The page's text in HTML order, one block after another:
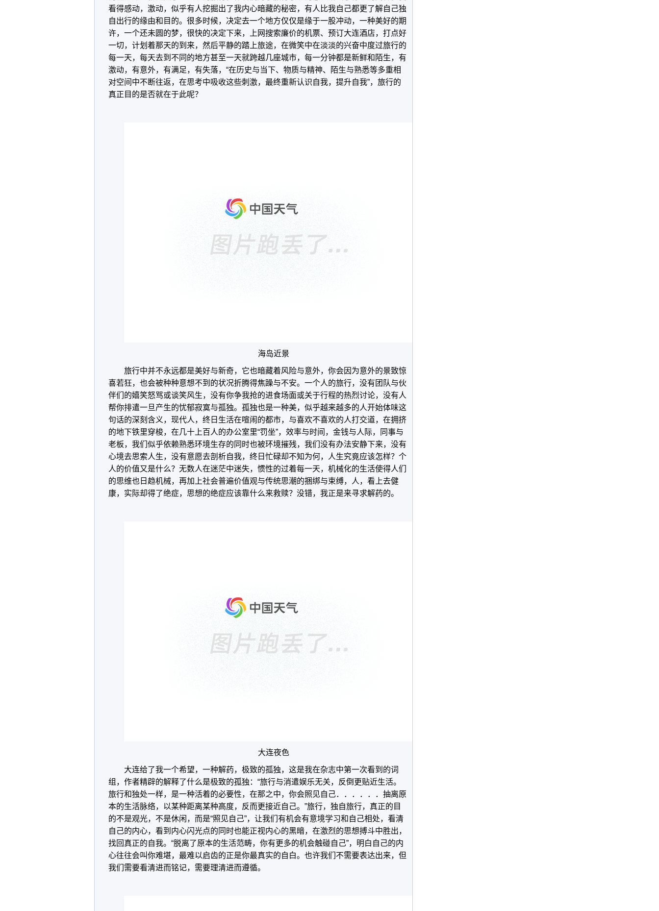
看得感动，激动，似乎有人挖掘出了我内心暗藏的秘密，有人比我自己都更了解自己独
自出行的缘由和目的。很多时候，决定去一个地方仅仅是缘于一股冲动，一种美好的期
许，一个还未圆的梦，很快的决定下来，上网搜索廉价的机票、预订大连酒店，打点好
一切，计划着那天的到来，然后平静的踏上旅途，在微笑中在淡淡的兴奋中度过旅行的
每一天，每天去到不同的地方甚至一天就跨越几座城市，每一分钟都是新鲜和陌生，有
激动，有意外，有满足，有失落，“在历史与当下、物质与精神、陌生与熟悉等多重相
对空间中不断往返，在思考中吸收这些刺激，最终重新认识自我，提升自我”，旅行的
真正目的是否就在于此呢？
海岛近景
旅行中并不永远都是美好与新奇，它也暗藏着风险与意外，你会因为意外的景致惊
喜若狂，也会被种种意想不到的状况折腾得焦躁与不安。一个人的旅行，没有团队与伙
伴们的嬉笑怒骂或谈笑风生，没有你争我抢的进食场面或关于行程的热烈讨论，没有人
帮你排遣一旦产生的忧郁寂寞与孤独。孤独也是一种美，似乎越来越多的人开始体味这
句话的深刻含义，现代人，终日生活在喧闹的都市，与喜欢不喜欢的人打交道，在拥挤
的地下铁里穿梭，在几十上百人的办公室里“罚坐”，效率与时间，金钱与人际，同事与
老板，我们似乎依赖熟悉环境生存的同时也被环境摧残，我们没有办法安静下来，没有
心境去思索人生，没有意愿去剖析自我，终日忙碌却不知为何，人生究竟应该怎样？个
人的价值又是什么？无数人在迷茫中迷失，惯性的过着每一天，机械化的生活使得人们
的思维也日趋机械，再加上社会普遍价值观与传统思潮的捆绑与束缚，人，看上去健
康，实际却得了绝症，思想的绝症应该靠什么来救赎？没错，我正是来寻求解药的。
大连夜色
大连给了我一个希望，一种解药，极致的孤独，这是我在杂志中第一次看到的词
组，作者精辟的解释了什么是极致的孤独：“旅行与消遣娱乐无关，反倒更贴近生活。
旅行和独处一样，是一种活着的必要性，在那之中，你会照见自己．．．．．．抽离原
本的生活脉络，以某种距离某种高度，反而更接近自己。”旅行，独自旅行，真正的目
的不是观光，不是休闲，而是“照见自己”，让我们有机会有意境学习和自己相处，看清
自己的内心，看到内心闪光点的同时也能正视内心的黑暗，在激烈的思想搏斗中胜出，
找回真正的自我。“脱离了原本的生活范畴，你有更多的机会触碰自己”，明白自己的内
心往往会叫你难堪，最难以启齿的正是你最真实的自白。也许我们不需要表达出来，但
我们需要看清进而铭记，需要理清进而遵循。